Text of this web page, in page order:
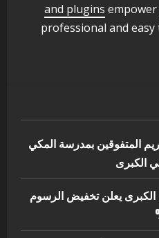
الاخبار
الجودة و التطوير الإداري
تشارك الملتقي التنسيقي
and plugins
professional and
المتفوقين بمدرسة المكي
الكبرى
الكبرى يعلن تخفيض الرسوم